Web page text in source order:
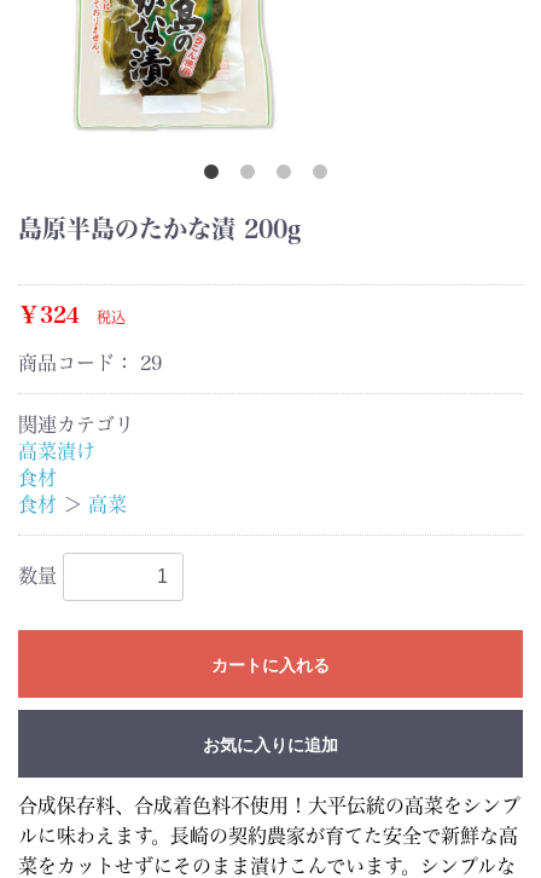
島原半島のたかな漬 200g
￥324 税込
商品コード： 29
関連カテゴリ
高菜漬け
食材
食材 ＞ 高菜
数量
カートに入れる
お気に入りに追加
合成保存料、合成着色料不使用！大平伝統の高菜をシンプ
ルに味わえます。長崎の契約農家が育てた安全で新鮮な高
菜をカットせずにそのまま漬けこんでいます。シンプルな